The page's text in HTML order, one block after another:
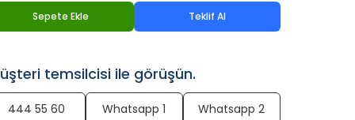
Sepete Ekle Teklif Al
temsilcisi ile görüşün.
444 55 60 Whatsapp 1 Whatsapp 2